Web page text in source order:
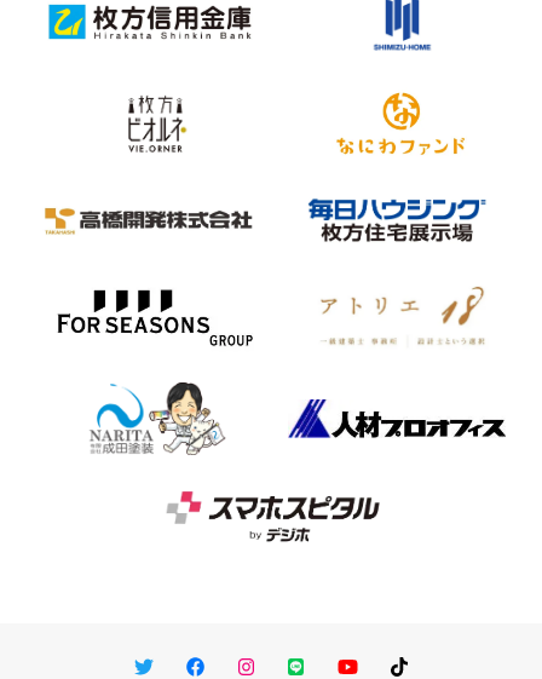
TwitterFacebookInstagram
LINE You TubeTikTok